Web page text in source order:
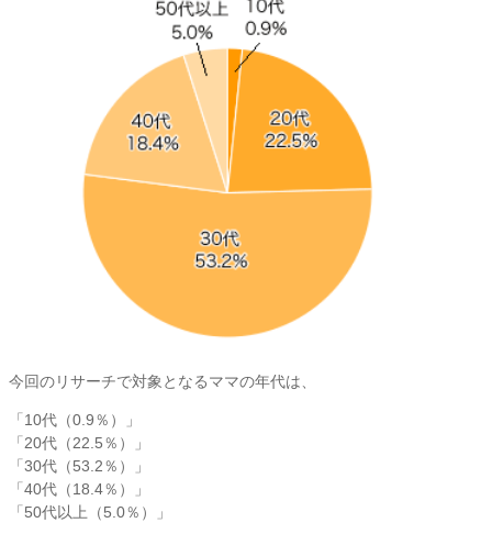
今回のリサーチで対象となるママの年代は、
「10代（0.9％）」
「20代（22.5％）」
「30代（53.2％）」
「40代（18.4％）」
「50代以上（5.0％）」